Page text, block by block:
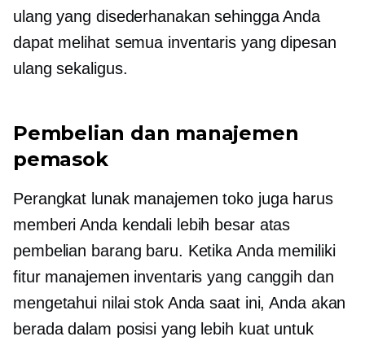
ulang yang disederhanakan sehingga Anda
dapat melihat semua inventaris yang dipesan
ulang sekaligus.
Pembelian dan manajemen
pemasok
Perangkat lunak manajemen toko juga harus
memberi Anda kendali lebih besar atas
pembelian barang baru. Ketika Anda memiliki
fitur manajemen inventaris yang canggih dan
mengetahui nilai stok Anda saat ini, Anda akan
berada dalam posisi yang lebih kuat untuk